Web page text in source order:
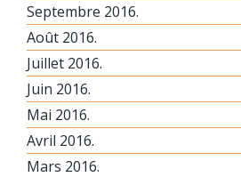
Septembre 2016.
Août 2016.
Juillet 2016.
Juin 2016.
Mai 2016.
Avril 2016.
Mars 2016.